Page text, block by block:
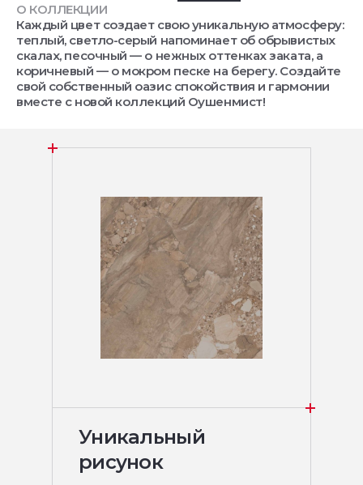
О КОЛЛЕКЦИИ
Каждый цвет создает свою уникальную атмосферу:
теплый, светло-серый напоминает об обрывистых
скалах, песочный — о нежных оттенках заката, а
коричневый — о мокром песке на берегу. Создайте
свой собственный оазис спокойствия и гармонии
вместе с новой коллекций Оушенмист!
Уникальный
рисунок